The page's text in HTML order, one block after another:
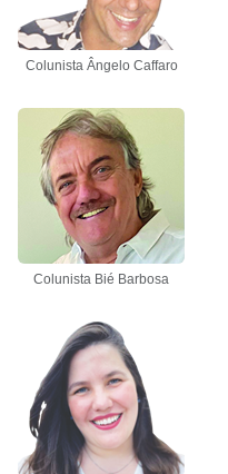
Colunista Ângelo Caffaro
Colunista Bié Barbosa